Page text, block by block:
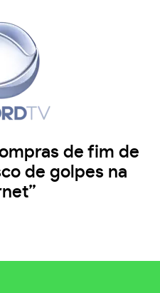
de fim de
de golpes na